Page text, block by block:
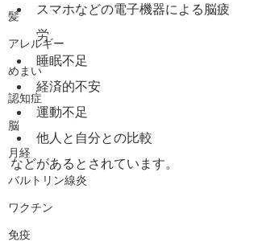
髪
アレルギー
めまい
認知症
脳
月経
バルトリン線炎
ワクチン
免疫
スマホなどの電子機器による脳疲
労
睡眠不足
経済的不安
運動不足
他人と自分との比較
などがあるとされています。